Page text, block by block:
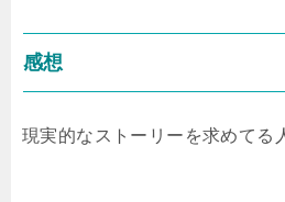
感想
現実的なストーリーを求めてる